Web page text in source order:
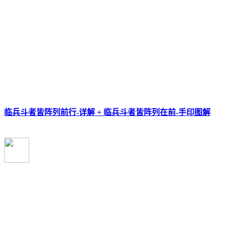
临兵斗者皆阵列前行-详解 + 临兵斗者皆阵列在前-手印图解